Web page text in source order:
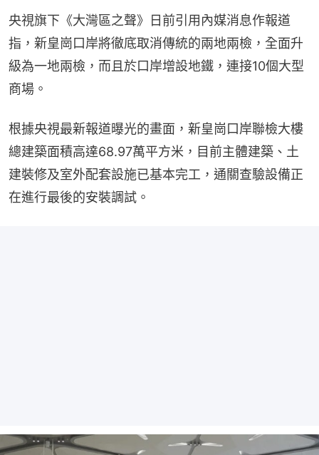
央視旗下《大灣區之聲》日前引用內媒消息作報道
指，新皇崗口岸將徹底取消傳統的兩地兩檢，全面升
級為一地兩檢，而且於口岸增設地鐵，連接10個大型
商場。
根據央視最新報道曝光的畫面，新皇崗口岸聯檢大樓
總建築面積高達68.97萬平方米，目前主體建築、土
建裝修及室外配套設施已基本完工，通關查驗設備正
在進行最後的安裝調試。